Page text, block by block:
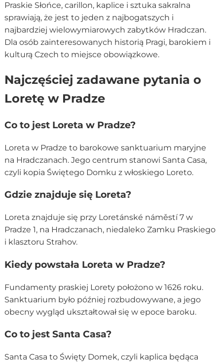
Praskie Słońce, carillon, kaplice i sztuka sakralna
sprawiają, że jest to jeden z najbogatszych i
najbardziej wielowymiarowych zabytków Hradczan.
Dla osób zainteresowanych historią Pragi, barokiem i
kulturą Czech to miejsce obowiązkowe.
Najczęściej zadawane pytania o
Loretę w Pradze
Co to jest Loreta w Pradze?
Loreta w Pradze to barokowe sanktuarium maryjne
na Hradczanach. Jego centrum stanowi Santa Casa,
czyli kopia Świętego Domku z włoskiego Loreto.
Gdzie znajduje się Loreta?
Loreta znajduje się przy Loretánské náměstí 7 w
Pradze 1, na Hradczanach, niedaleko Zamku Praskiego
i klasztoru Strahov.
Kiedy powstała Loreta w Pradze?
Fundamenty praskiej Lorety położono w 1626 roku.
Sanktuarium było później rozbudowywane, a jego
obecny wygląd ukształtował się w epoce baroku.
Co to jest Santa Casa?
Santa Casa to Święty Domek, czyli kaplica będąca